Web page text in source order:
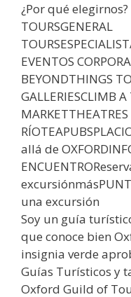
¿Por qué elegirnos?
TOURSGENERAL
EVENTOS
BEYONDTHINGS
GALLERIESCLIMB
allá de
una excursión
Soy un guía
que conoce bien
insignia verde
Guías Turísticos y
Oxford Guild of